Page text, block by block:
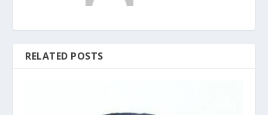
RELATED POSTS